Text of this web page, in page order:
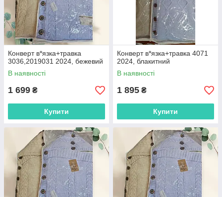
Конверт в*язка+травка
3036,2019031 2024, бежевий
В наявності
1 699 ₴
Купити
Конверт в*язка+травка 4071
2024, блакитний
В наявності
1 895 ₴
Купити